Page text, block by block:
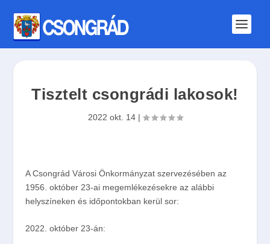
Tisztelt csongrádi lakosok!
2022 okt. 14|
A Csongrád Városi Önkormányzat szervezésében az
1956. október 23-ai megemlékezésekre az alábbi
helyszíneken és időpontokban kerül sor:
2022. október 23-án: